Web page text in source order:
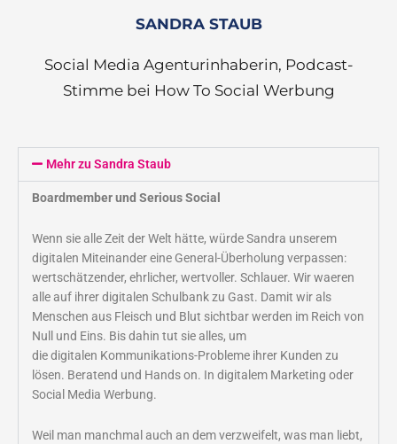
SANDRA STAUB
Social Media Agenturinhaberin, Podcast-
Stimme bei How To Social Werbung
Mehr zu Sandra Staub
Boardmember und Serious Social
Wenn sie alle Zeit der Welt hätte, würde Sandra unserem
digitalen Miteinander eine General-Überholung verpassen:
wertschätzender, ehrlicher, wertvoller. Schlauer. Wir waeren
alle auf ihrer digitalen Schulbank zu Gast. Damit wir als
Menschen aus Fleisch und Blut sichtbar werden im Reich von
Null und Eins. Bis dahin tut sie alles, um
die digitalen Kommunikations-Probleme ihrer Kunden zu
lösen. Beratend und Hands on. In digitalem Marketing oder
Social Media Werbung.
Weil man manchmal auch an dem verzweifelt, was man liebt,